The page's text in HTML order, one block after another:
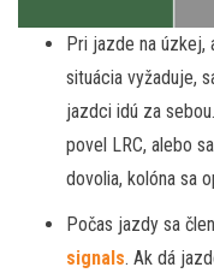
Pri jazde na úzkej,
situácia vyžaduje,
jazdci idú za
povel LRC, alebo
dovolia, kolóna sa
Počas jazdy sa
signals. Ak dá